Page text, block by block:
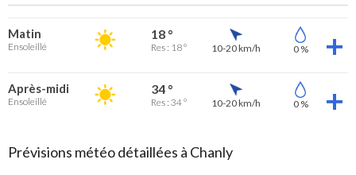
Matin
Ensoleillé
18 °
Res : 18 ° 10-20 km/h 0 %
Après-midi
Ensoleillé
34 °
Res : 34 ° 10-20 km/h 0 %
Prévisions météo détaillées à Chanly